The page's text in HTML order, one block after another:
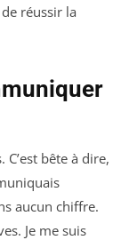
réussir la
bête à dire,
aucun chiffre.
Je me suis